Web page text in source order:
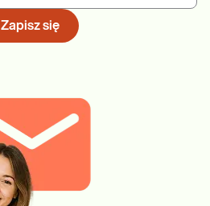
Zapisz się